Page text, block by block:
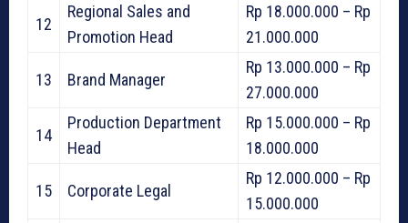
12
Regional Sales and
Promotion Head
Rp 18.000.000 – Rp
21.000.000
13 Brand Manager
Rp 13.000.000 – Rp
27.000.000
14
Production Department
Head
Rp 15.000.000 – Rp
18.000.000
15 Corporate Legal
Rp 12.000.000 – Rp
15.000.000